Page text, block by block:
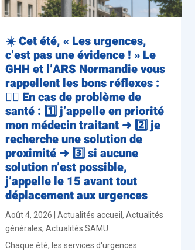
☀️ Cet été, « Les urgences,
c’est pas une évidence ! » Le
GHH et l’ARS Normandie vous
rappellent les bons réflexes :
👨‍⚕️ En cas de problème de
santé : 1️⃣ j’appelle en priorité
mon médecin traitant ➜ 2️⃣ je
recherche une solution de
proximité ➜ 3️⃣ si aucune
solution n’est possible,
j’appelle le 15 avant tout
déplacement aux urgences
Août 4, 2026 |Actualités accueil,Actualités
générales,Actualités SAMU
Chaque été, les services d'urgences